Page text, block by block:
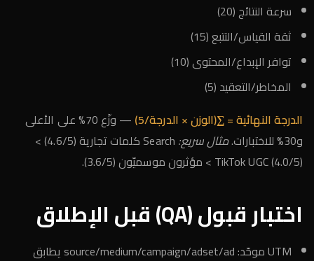
سرعة النتائج (20)
ثقة القياس/التتبع (15)
توافر الإبداع/المحتوى (10)
المخاطر/التعقيد (5)
الدرجة النهائية = ∑(الوزن × الدرجة/5)
— وزّع 70% على الأعلى
و30% للاختبارات.
مثال سريع:
Search كلمات تجارية (4.6/5) >
TikTok UGC (4.0/5) > مؤثرون موسميّون (3.6/5).
اختبار قبول (QA) قبل الإطلاق
UTM موحّد: source/medium/campaign/adset/ad يطابق